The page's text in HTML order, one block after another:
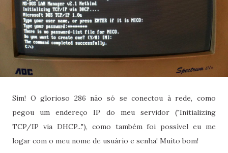
Sim! O glorioso 286 não só se conectou à rede, como
pegou um endereço IP do meu servidor ("Initializing
TCP/IP via DHCP..."), como também foi possível eu me
logar com o meu nome de usuário e senha! Muito bom!